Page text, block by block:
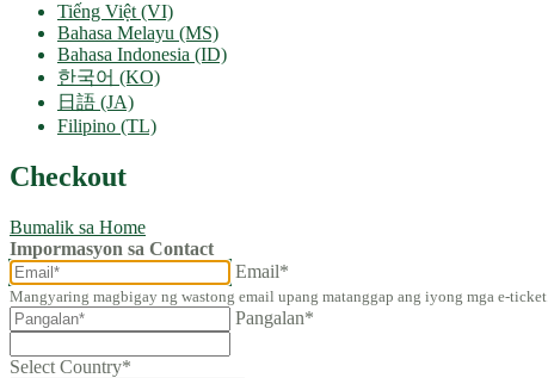
Tiếng Việt (VI)
Bahasa Melayu (MS)
Bahasa Indonesia (ID)
한국어 (KO)
日語 (JA)
Filipino (TL)
Checkout
Bumalik sa Home
Impormasyon sa Contact
Email*
Mangyaring magbigay ng wastong email upang matanggap ang iyong mga e-ticket.
Pangalan*
Select Country*